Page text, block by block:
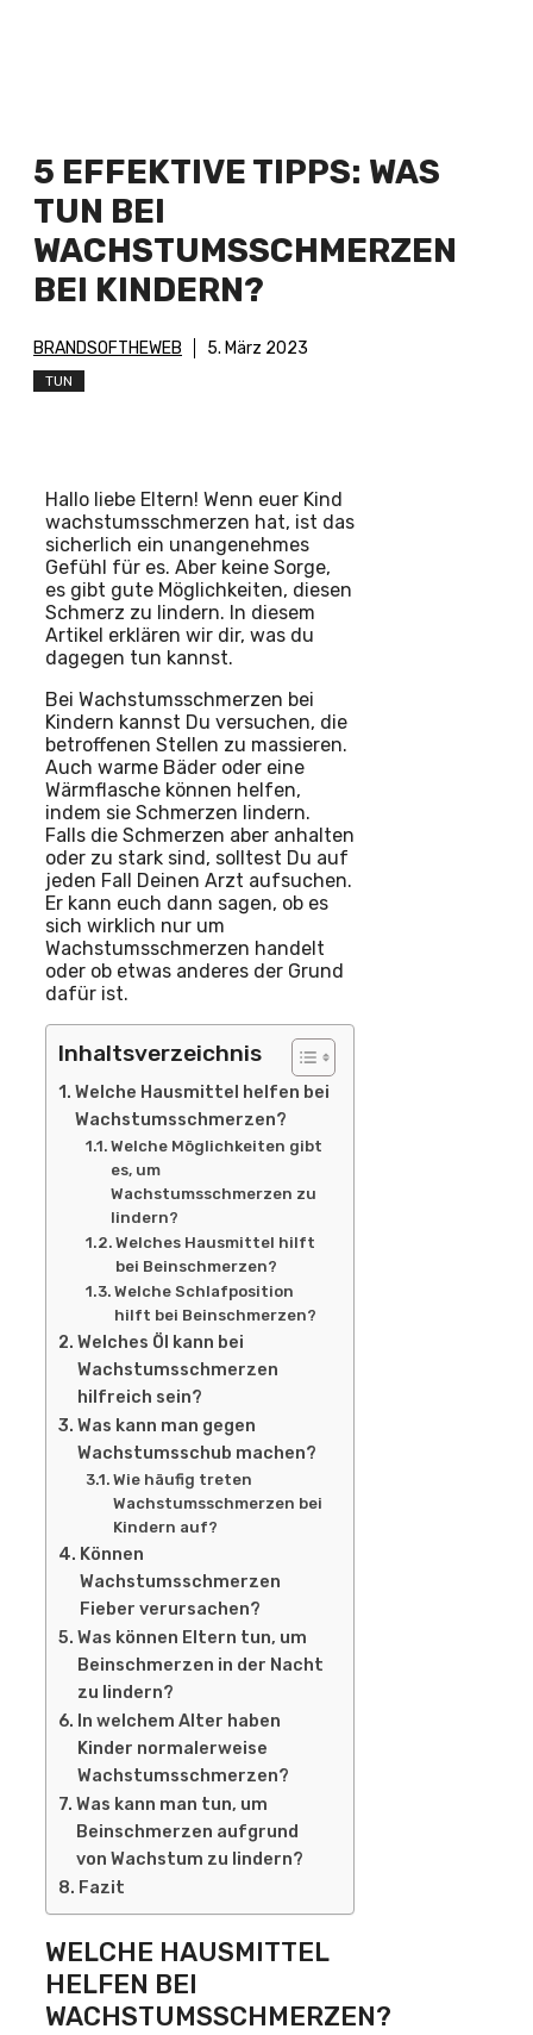
5 EFFEKTIVE TIPPS: WAS
TUN BEI
WACHSTUMSSCHMERZEN
BEI KINDERN?
BRANDSOFTHEWEB 5. März 2023
TUN
Hallo liebe Eltern! Wenn euer Kind
wachstumsschmerzen hat, ist das
sicherlich ein unangenehmes
Gefühl für es. Aber keine Sorge,
es gibt gute Möglichkeiten, diesen
Schmerz zu lindern. In diesem
Artikel erklären wir dir, was du
dagegen tun kannst.
Bei Wachstumsschmerzen bei
Kindern kannst Du versuchen, die
betroffenen Stellen zu massieren.
Auch warme Bäder oder eine
Wärmflasche können helfen,
indem sie Schmerzen lindern.
Falls die Schmerzen aber anhalten
oder zu stark sind, solltest Du auf
jeden Fall Deinen Arzt aufsuchen.
Er kann euch dann sagen, ob es
sich wirklich nur um
Wachstumsschmerzen handelt
oder ob etwas anderes der Grund
dafür ist.
Inhaltsverzeichnis
Welche Hausmittel helfen bei
Wachstumsschmerzen?
Welche Möglichkeiten gibt
es, um
Wachstumsschmerzen zu
lindern?
Welches Hausmittel hilft
bei Beinschmerzen?
Welche Schlafposition
hilft bei Beinschmerzen?
Welches Öl kann bei
Wachstumsschmerzen
hilfreich sein?
Was kann man gegen
Wachstumsschub machen?
Wie häufig treten
Wachstumsschmerzen bei
Kindern auf?
Können
Wachstumsschmerzen
Fieber verursachen?
Was können Eltern tun, um
Beinschmerzen in der Nacht
zu lindern?
In welchem Alter haben
Kinder normalerweise
Wachstumsschmerzen?
Was kann man tun, um
Beinschmerzen aufgrund
von Wachstum zu lindern?
Fazit
WELCHE HAUSMITTEL
HELFEN BEI
WACHSTUMSSCHMERZEN?